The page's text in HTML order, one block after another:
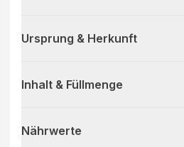
Ursprung & Herkunft
Inhalt & Füllmenge
Nährwerte